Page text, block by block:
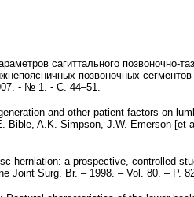
сагиттального позвоночно-
позвоночных
- № 1. - С. 44–51.
and other patient factors on
Bible, A.K. Simpson, J.W. Emerson [et
herniation: a prospective, controlled
Joint Surg. Br. – 1998. – Vol. 80. – P.